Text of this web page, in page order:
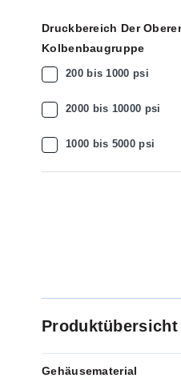
Druckbereich Der
Kolbenbaugruppe
200 bis 1000 psi
2000 bis 10000 psi
1000 bis 5000 psi
Produktübersicht
Gehäusematerial